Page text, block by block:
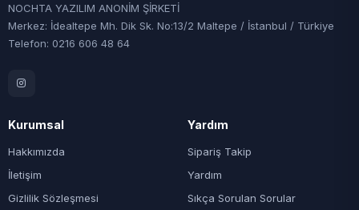
NOCHTA YAZILIM ANONİM ŞİRKETİ
Merkez: İdealtepe Mh. Dik Sk. No:13/2 Maltepe / İstanbul / Türkiye
Telefon: 0216 606 48 64
Kurumsal
Hakkımızda
İletişim
Gizlilik Sözleşmesi
Yardım
Sipariş Takip
Yardım
Sıkça Sorulan Sorular